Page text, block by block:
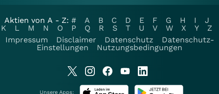
Aktien von A - Z: # A B C D E F G H I
J
K
L M N O P Q R S T U V W X Y
Z
Impressum
Disclaimer Datenschutz
Datenschutz-
Einstellungen
Nutzungsbedingungen
Unsere Apps: